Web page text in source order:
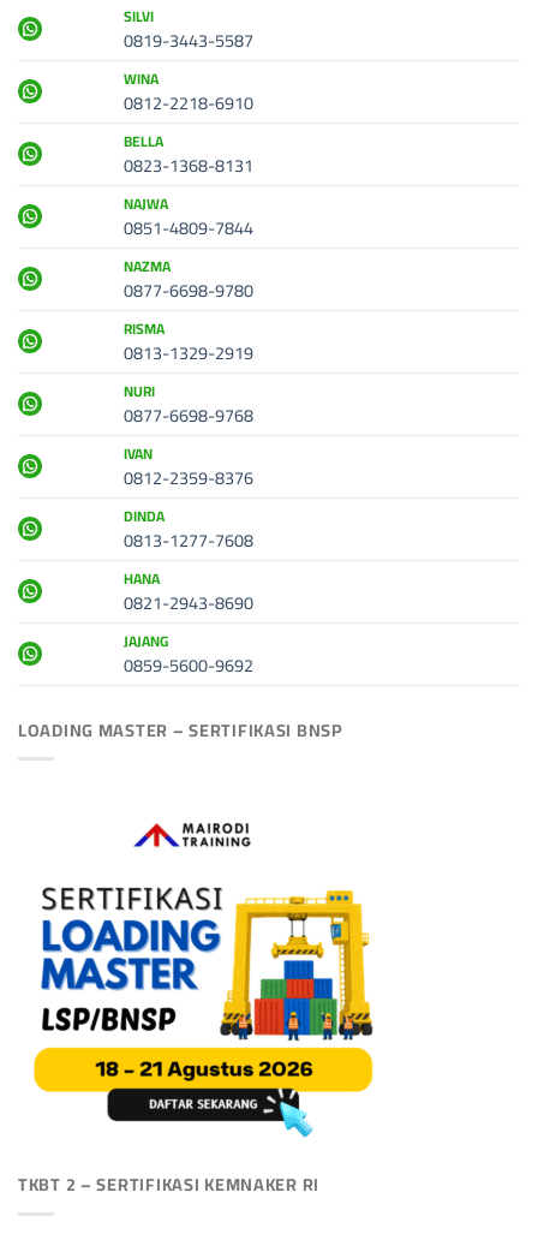
SILVI
0819-3443-5587
WINA
0812-2218-6910
BELLA
0823-1368-8131
NAJWA
0851-4809-7844
NAZMA
0877-6698-9780
RISMA
0813-1329-2919
NURI
0877-6698-9768
IVAN
0812-2359-8376
DINDA
0813-1277-7608
HANA
0821-2943-8690
JAJANG
0859-5600-9692
LOADING MASTER – SERTIFIKASI BNSP
TKBT 2 – SERTIFIKASI KEMNAKER RI